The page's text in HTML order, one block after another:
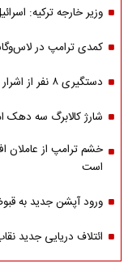
وزیر خارجه ترکیه:
کمدی ترامپ در
دستگیری ۸ نفر از اشرار و مرتبطین گروهک های تروریستی
شارژ کالابرگ سه دهک امروز ۱۵ مرداد | تغییرات جدید واریزی
خشم ترامپ از عاملان
است
ورود آپشن جدید به
ائتلاف دریایی جدید